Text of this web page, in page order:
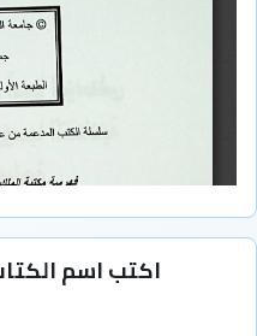
اكتب اسم